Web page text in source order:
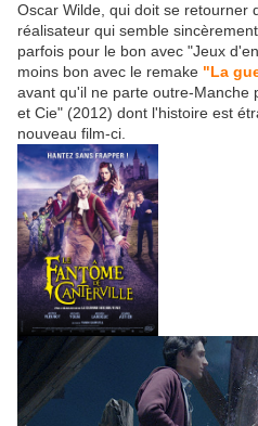
Oscar Wilde, qui doit se retourner
réalisateur qui semble
parfois pour le bon avec "Jeux
moins bon avec le remake "La
avant qu'il ne parte outre-Manche
et Cie" (2012) dont l'histoire est
nouveau film-ci.